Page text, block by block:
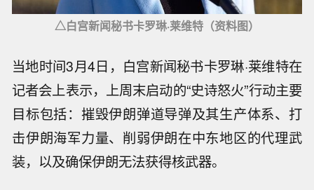
△白宫新闻秘书卡罗琳·莱维特（资料图）
当地时间3月4日，白宫新闻秘书卡罗琳·莱维特在
记者会上表示，上周末启动的“史诗怒火”行动主要
目标包括：摧毁伊朗弹道导弹及其生产体系、打
击伊朗海军力量、削弱伊朗在中东地区的代理武
装，以及确保伊朗无法获得核武器。